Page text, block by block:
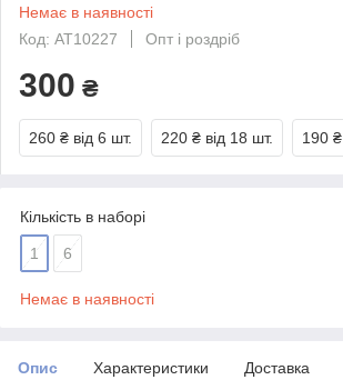
Немає в наявності
Код: AT10227
Опт і роздріб
300 ₴
260 ₴ від 6 шт. 220 ₴ від 18 шт. 190 ₴
Кількість в наборі
1 6
Немає в наявності
Опис Характеристики Доставка